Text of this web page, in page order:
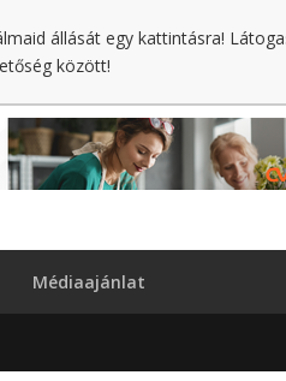
állását egy kattintásra!
között!
Médiaajánlat